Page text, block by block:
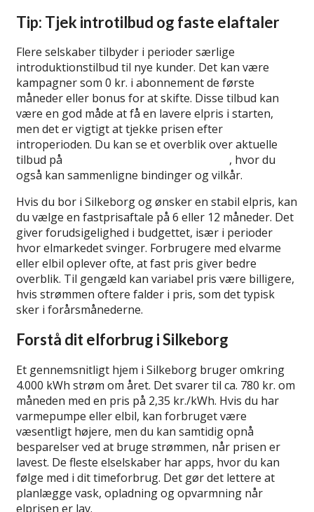
Tip: Tjek introtilbud og faste elaftaler
Flere selskaber tilbyder i perioder særlige
introduktionstilbud til nye kunder. Det kan være
kampagner som 0 kr. i abonnement de første
måneder eller bonus for at skifte. Disse tilbud kan
være en god måde at få en lavere elpris i starten,
men det er vigtigt at tjekke prisen efter
introperioden. Du kan se et overblik over aktuelle
tilbud på
, hvor du
også kan sammenligne bindinger og vilkår.
Hvis du bor i Silkeborg og ønsker en stabil elpris, kan
du vælge en fastprisaftale på 6 eller 12 måneder. Det
giver forudsigelighed i budgettet, især i perioder
hvor elmarkedet svinger. Forbrugere med elvarme
eller elbil oplever ofte, at fast pris giver bedre
overblik. Til gengæld kan variabel pris være billigere,
hvis strømmen oftere falder i pris, som det typisk
sker i forårsmånederne.
Forstå dit elforbrug i Silkeborg
Et gennemsnitligt hjem i Silkeborg bruger omkring
4.000 kWh strøm om året. Det svarer til ca. 780 kr. om
måneden med en pris på 2,35 kr./kWh. Hvis du har
varmepumpe eller elbil, kan forbruget være
væsentligt højere, men du kan samtidig opnå
besparelser ved at bruge strømmen, når prisen er
lavest. De fleste elselskaber har apps, hvor du kan
følge med i dit timeforbrug. Det gør det lettere at
planlægge vask, opladning og opvarmning når
elprisen er lav.